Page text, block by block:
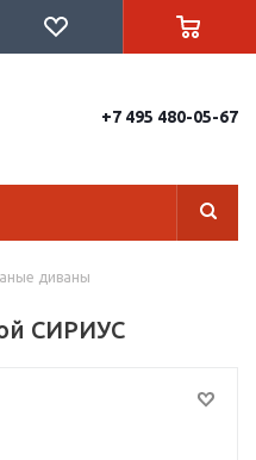
+7 495 480-05-67
диваны
СИРИУС